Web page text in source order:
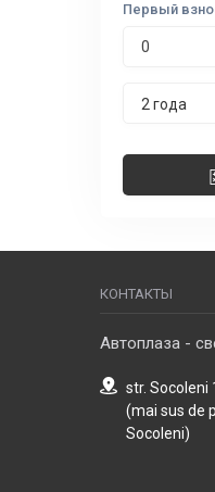
Первый
2 года
КОНТАКТЫ
Автоплаза -
str. Socoleni
(mai sus de
Socoleni)